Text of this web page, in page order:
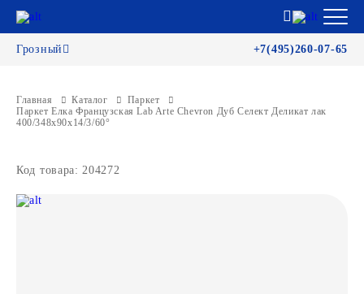
Грозный +7(495)260-07-65
Главная Каталог
Паркет
Паркет Елка Французская Lab Arte Chevron Дуб Селект Деликат лак
400/348х90х14/3/60°
Код товара: 204272